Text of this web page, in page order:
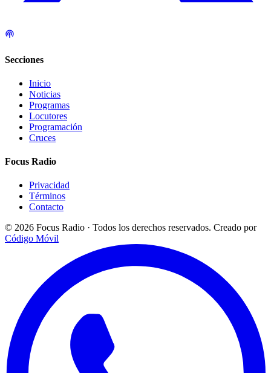
Secciones
Inicio
Noticias
Programas
Locutores
Programación
Cruces
Focus Radio
Privacidad
Términos
Contacto
© 2026 Focus Radio · Todos los derechos reservados. Creado por
Código Móvil